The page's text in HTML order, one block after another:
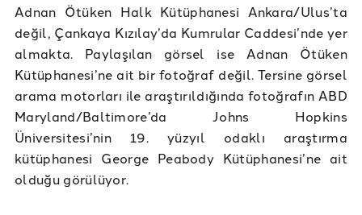
Adnan Ötüken Halk Kütüphanesi Ankara/Ulus’ta
değil, Çankaya Kızılay’da Kumrular Caddesi’nde yer
almakta. Paylaşılan görsel ise Adnan Ötüken
Kütüphanesi’ne ait bir fotoğraf değil. Tersine görsel
arama motorları ile araştırıldığında fotoğrafın ABD
Maryland/Baltimore’da Johns Hopkins
Üniversitesi’nin 19. yüzyıl odaklı araştırma
kütüphanesi George Peabody Kütüphanesi’ne ait
olduğu görülüyor.